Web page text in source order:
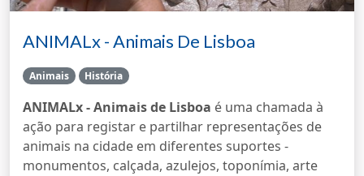
ANIMALx - Animais De Lisboa
Animais História
ANIMALx - Animais de Lisboa é uma chamada à
ação para registar e partilhar representações de
animais na cidade em diferentes suportes -
monumentos, calçada, azulejos, toponímia, arte